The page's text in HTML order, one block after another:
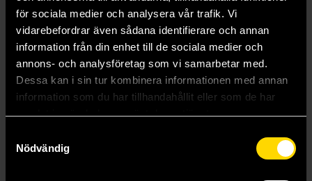
för sociala medier och analysera vår trafik. Vi
vidarebefordrar även sådana identifierare och annan
information från din enhet till de sociala medier och
annons- och analysföretag som vi samarbetar med.
Dessa kan i sin tur kombinera informationen med annan
information som du har tillhandahållit eller som de har
samlat in när du har använt deras tjänster.
Nödvändig